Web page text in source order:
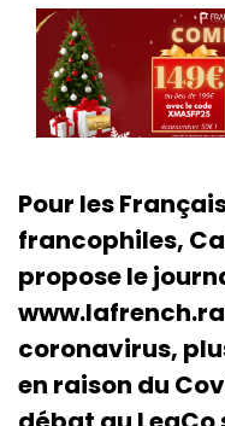
Pour les
francophiles,
propose le
coronavirus,
en raison du